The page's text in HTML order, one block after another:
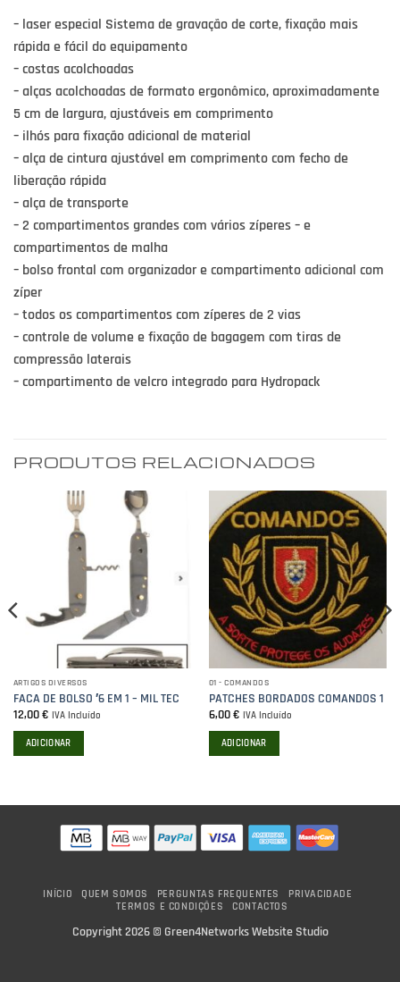
– laser especial Sistema de gravação de corte, fixação mais
rápida e fácil do equipamento
– costas acolchoadas
– alças acolchoadas de formato ergonômico, aproximadamente
5 cm de largura, ajustáveis ​​em comprimento
– ilhós para fixação adicional de material
– alça de cintura ajustável em comprimento com fecho de
liberação rápida
– alça de transporte
– 2 compartimentos grandes com vários zíperes – e
compartimentos de malha
– bolso frontal com organizador e compartimento adicional com
zíper
– todos os compartimentos com zíperes de 2 vias
– controle de volume e fixação de bagagem com tiras de
compressão laterais
– compartimento de velcro integrado para Hydropack
PRODUTOS RELACIONADOS
ARTIGOS DIVERSOS
FACA DE BOLSO ′6 EM 1 – MIL TEC
12,00€ IVA Incluído
ADICIONAR
01 - COMANDOS
PATCHES BORDADOS COMANDOS 1
6,00€ IVA Incluído
ADICIONAR
INÍCIO QUEM SOMOS PERGUNTAS FREQUENTES
PRIVACIDADE
TERMOS E CONDIÇÕES
CONTACTOS
Copyright 2026 © Green4Networks Website Studio